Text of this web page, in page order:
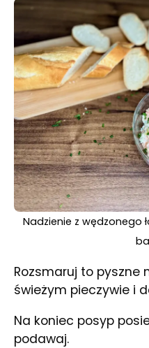
Nadzienie z wędzonego
Rozsmaruj to pyszne
świeżym pieczywie i
Na koniec posyp
podawaj.